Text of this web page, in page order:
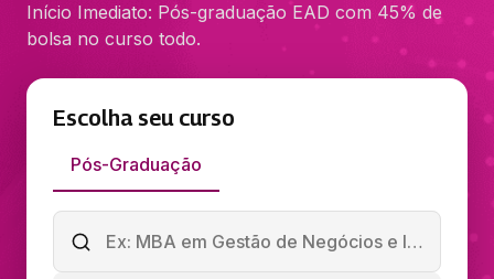
Início Imediato: Pós-graduação EAD com 45% de
bolsa no curso todo.
Escolha seu curso
Pós-Graduação